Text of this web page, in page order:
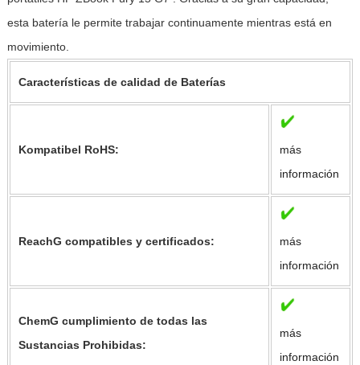
esta batería le permite trabajar continuamente mientras está en
movimiento.
Características de calidad de Baterías
Kompatibel RoHS:
más
información
ReachG compatibles y certificados:
más
información
ChemG cumplimiento de todas las
Sustancias Prohibidas:
más
información